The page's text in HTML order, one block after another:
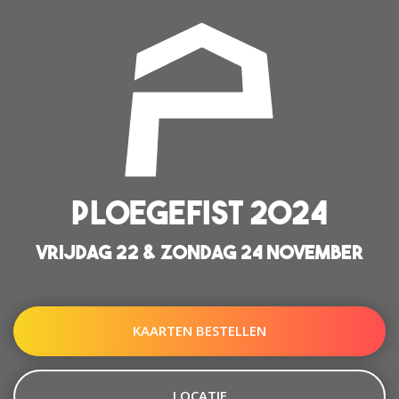
PLOEGEFIST 2024
VRIJDAG 22 & ZONDAG 24 NOVEMBER
KAARTEN BESTELLEN
LOCATIE